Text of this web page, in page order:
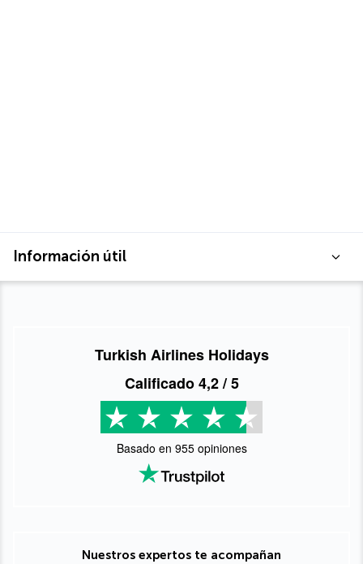
Información útil
Turkish Airlines Holidays
Calificado4,2/ 5
Basado en 955opiniones
Nuestros expertos te acompañan